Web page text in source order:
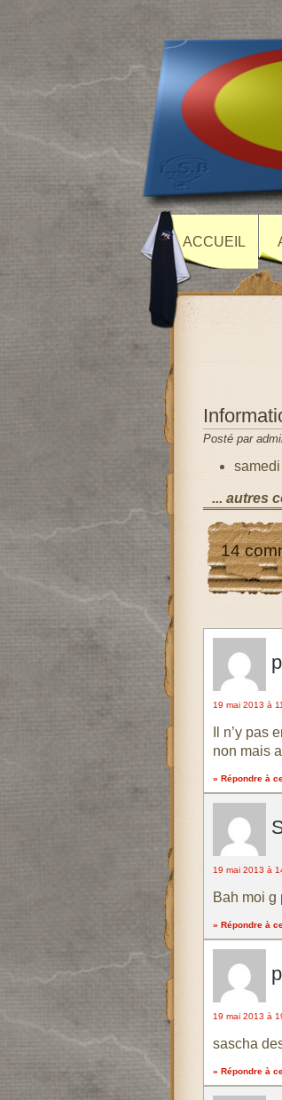
ACCUEIL
Posté par
... autres
14
19 mai 2013 à
Il n’y pas
non mais
» Répondre à
19 mai 2013 à
Bah moi g
» Répondre à
19 mai 2013 à
sascha
» Répondre à